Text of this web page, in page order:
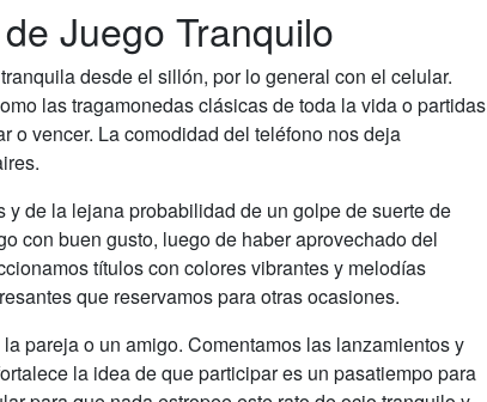
Juego Tranquilo
desde el sillón, por lo general con el celular.
las tragamonedas clásicas de toda la vida o partidas
o vencer. La comodidad del teléfono nos deja
de la lejana probabilidad de un golpe de suerte de
con buen gusto, luego de haber aprovechado del
títulos con colores vibrantes y melodías
que reservamos para otras ocasiones.
pareja o un amigo. Comentamos las lanzamientos y
la idea de que participar es un pasatiempo para